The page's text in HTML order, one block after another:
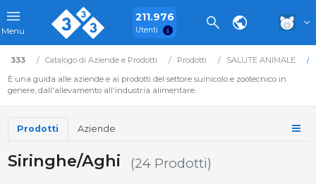
Menu
211.976
Utenti
333 Catalogo di Aziende e Prodotti Prodotti SALUTE ANIMALE
È una guida alle aziende e ai prodotti del settore suinicolo e zootecnico in
genere, dall'allevamento all'industria alimentare.
Prodotti Aziende
Siringhe/Aghi (24 Prodotti)